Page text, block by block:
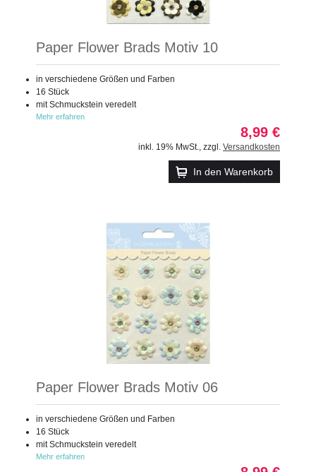
Paper Flower Brads Motiv 10
in verschiedene Größen und Farben
16 Stück
mit Schmuckstein veredelt
Mehr erfahren
8,99 €
inkl. 19% MwSt. zzgl. Versandkosten
In den Warenkorb
Paper Flower Brads Motiv 06
in verschiedene Größen und Farben
16 Stück
mit Schmuckstein veredelt
Mehr erfahren